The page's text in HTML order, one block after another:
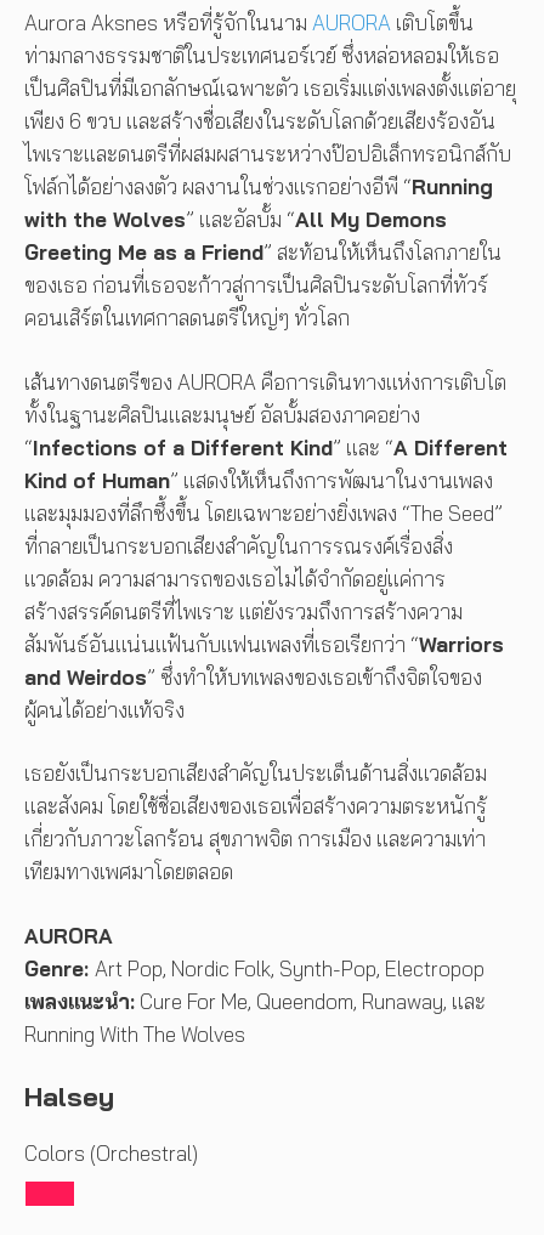
Aurora Aksnes หรือที่รู้จักในนาม AURORA เติบโตขึ้น
ท่ามกลางธรรมชาติในประเทศนอร์เวย์ ซึ่งหล่อหลอมให้เธอ
เป็นศิลปินที่มีเอกลักษณ์เฉพาะตัว เธอเริ่มแต่งเพลงตั้งแต่อายุ
เพียง 6 ขวบ และสร้างชื่อเสียงในระดับโลกด้วยเสียงร้องอัน
ไพเราะและดนตรีที่ผสมผสานระหว่างป๊อปอิเล็กทรอนิกส์กับ
โฟล์กได้อย่างลงตัว ผลงานในช่วงแรกอย่างอีพี “Running
with the Wolves” และอัลบั้ม “All My Demons
Greeting Me as a Friend” สะท้อนให้เห็นถึงโลกภายใน
ของเธอ ก่อนที่เธอจะก้าวสู่การเป็นศิลปินระดับโลกที่ทัวร์
คอนเสิร์ตในเทศกาลดนตรีใหญ่ๆ ทั่วโลก
เส้นทางดนตรีของ AURORA คือการเดินทางแห่งการเติบโต
ทั้งในฐานะศิลปินและมนุษย์ อัลบั้มสองภาคอย่าง
“Infections of a Different Kind” และ “A Different
Kind of Human” แสดงให้เห็นถึงการพัฒนาในงานเพลง
และมุมมองที่ลึกซึ้งขึ้น โดยเฉพาะอย่างยิ่งเพลง “The Seed”
ที่กลายเป็นกระบอกเสียงสำคัญในการรณรงค์เรื่องสิ่ง
แวดล้อม ความสามารถของเธอไม่ได้จำกัดอยู่แค่การ
สร้างสรรค์ดนตรีที่ไพเราะ แต่ยังรวมถึงการสร้างความ
สัมพันธ์อันแน่นแฟ้นกับแฟนเพลงที่เธอเรียกว่า “Warriors
and Weirdos” ซึ่งทำให้บทเพลงของเธอเข้าถึงจิตใจของ
ผู้คนได้อย่างแท้จริง
เธอยังเป็นกระบอกเสียงสำคัญในประเด็นด้านสิ่งแวดล้อม
และสังคม โดยใช้ชื่อเสียงของเธอเพื่อสร้างความตระหนักรู้
เกี่ยวกับภาวะโลกร้อน สุขภาพจิต การเมือง และความเท่า
เทียมทางเพศมาโดยตลอด
AURORA
Genre: Art Pop, Nordic Folk, Synth-Pop, Electropop
เพลงแนะนำ: Cure For Me, Queendom, Runaway, และ
Running With The Wolves
Halsey
Colors (Orchestral)